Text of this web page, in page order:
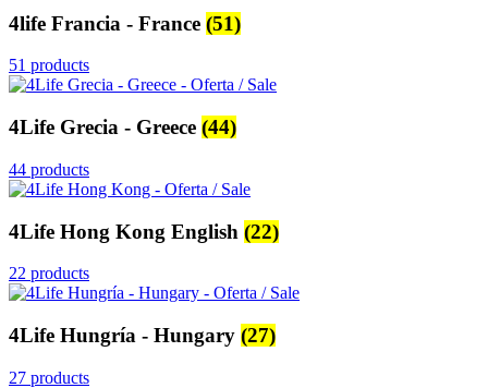
4life Francia - France (51)
51 products
4Life Grecia - Greece (44)
44 products
4Life Hong Kong English (22)
22 products
4Life Hungría - Hungary (27)
27 products